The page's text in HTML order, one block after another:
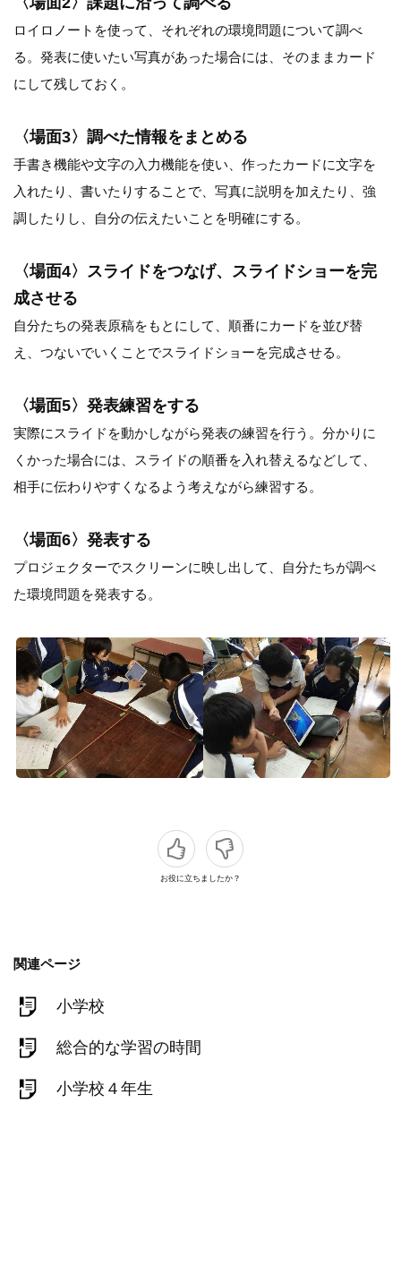
ロイロノートを使って、それぞれの環境問題について調べ
る。発表に使いたい写真があった場合には、そのままカード
にして残しておく。
〈場面3〉調べた情報をまとめる
手書き機能や文字の入力機能を使い、作ったカードに文字を
入れたり、書いたりすることで、写真に説明を加えたり、強
調したりし、自分の伝えたいことを明確にする。
〈場面4〉スライドをつなげ、スライドショーを完
成させる
自分たちの発表原稿をもとにして、順番にカードを並び替
え、つないでいくことでスライドショーを完成させる。
〈場面5〉発表練習をする
実際にスライドを動かしながら発表の練習を行う。分かりに
くかった場合には、スライドの順番を入れ替えるなどして、
相手に伝わりやすくなるよう考えながら練習する。
〈場面6〉発表する
プロジェクターでスクリーンに映し出して、自分たちが調べ
た環境問題を発表する。
お役に立ちましたか？
関連ページ
小学校
総合的な学習の時間
小学校４年生